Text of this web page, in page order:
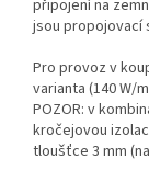
připojení na
jsou propojovací
Pro provoz v
varianta (140 W/
POZOR: v
kročejovou
tloušťce 3 mm